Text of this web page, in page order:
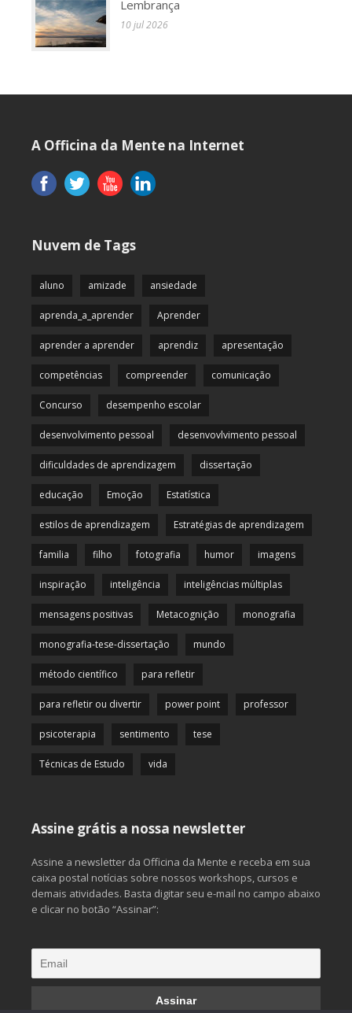
Lembrança
10 jul 2026
A Officina da Mente na Internet
Nuvem de Tags
aluno amizade ansiedade
aprenda_a_aprender Aprender
aprender a aprender aprendiz apresentação
competências compreender comunicação
Concurso desempenho escolar
desenvolvimento pessoal desenvovlvimento pessoal
dificuldades de aprendizagem dissertação
educação Emoção Estatística
estilos de aprendizagem Estratégias de aprendizagem
familia filho fotografia humor imagens
inspiração inteligência inteligências múltiplas
mensagens positivas Metacognição monografia
monografia-tese-dissertação mundo
método científico para refletir
para refletir ou divertir power point professor
psicoterapia sentimento tese
Técnicas de Estudo vida
Assine grátis a nossa newsletter
Assine a newsletter da Officina da Mente e receba em sua
caixa postal notícias sobre nossos workshops, cursos e
demais atividades. Basta digitar seu e-mail no campo abaixo
e clicar no botão “Assinar”: